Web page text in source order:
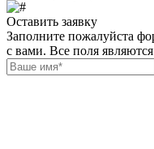
Оставить заявку
Заполните пожалуйста
с вами. Все поля